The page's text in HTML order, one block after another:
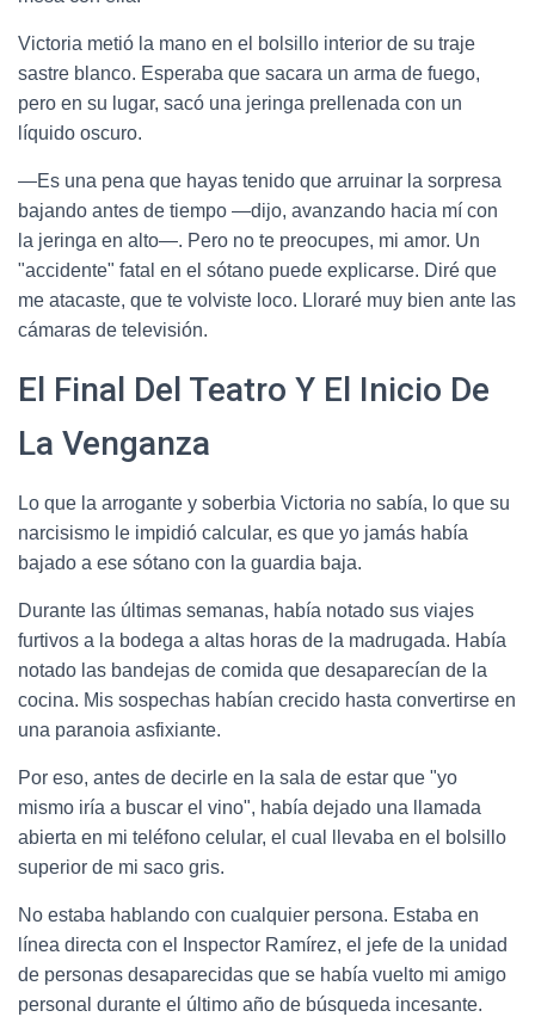
Victoria metió la mano en el bolsillo interior de su traje
sastre blanco. Esperaba que sacara un arma de fuego,
pero en su lugar, sacó una jeringa prellenada con un
líquido oscuro.
—Es una pena que hayas tenido que arruinar la sorpresa
bajando antes de tiempo —dijo, avanzando hacia mí con
la jeringa en alto—. Pero no te preocupes, mi amor. Un
"accidente" fatal en el sótano puede explicarse. Diré que
me atacaste, que te volviste loco. Lloraré muy bien ante las
cámaras de televisión.
El Final Del Teatro Y El Inicio De
La Venganza
Lo que la arrogante y soberbia Victoria no sabía, lo que su
narcisismo le impidió calcular, es que yo jamás había
bajado a ese sótano con la guardia baja.
Durante las últimas semanas, había notado sus viajes
furtivos a la bodega a altas horas de la madrugada. Había
notado las bandejas de comida que desaparecían de la
cocina. Mis sospechas habían crecido hasta convertirse en
una paranoia asfixiante.
Por eso, antes de decirle en la sala de estar que "yo
mismo iría a buscar el vino", había dejado una llamada
abierta en mi teléfono celular, el cual llevaba en el bolsillo
superior de mi saco gris.
No estaba hablando con cualquier persona. Estaba en
línea directa con el Inspector Ramírez, el jefe de la unidad
de personas desaparecidas que se había vuelto mi amigo
personal durante el último año de búsqueda incesante.